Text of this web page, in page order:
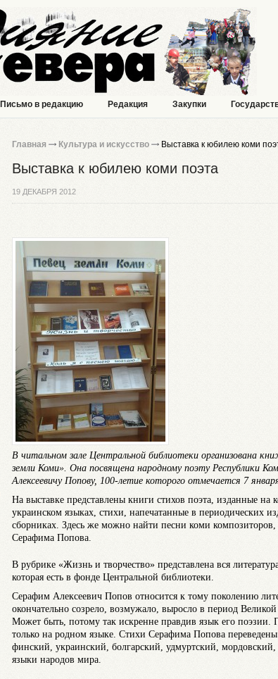
Письмо в редакцию Редакция Закупки
Главная Культура и искусство Выставка к юбилею коми
Выставка к юбилею коми поэта
19 ДЕКАБРЯ 2012
В читальном зале Центральной библиотеки организована
земли Коми». Она посвящена народному поэту Республики
Алексеевичу Попову, 100-летие которого отмечается 7
На выставке представлены книги стихов поэта, изданные на
украинском языках, стихи, напечатанные в периодических
сборниках. Здесь же можно найти песни коми
Серафима Попова.
В рубрике «Жизнь и творчество» представлена вся
которая есть в фонде Центральной библиотеки.
Серафим Алексеевич Попов относится к тому поколению
окончательно созрело, возмужало, выросло в период
Может быть, потому так искренне правдив язык его поэзии.
только на родном языке. Стихи Серафима Попова переведены
финский, украинский, болгарский, удмуртский,
языки народов мира.